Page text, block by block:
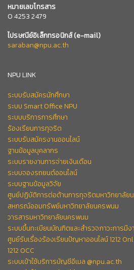
หมายเลขโทรสาร
0 4253 2479
ไปรษณีย์อิเล็กทรอนิกส์(e-mail)
saraban@npu.ac.th
NPU LINK
ระบบรับสมัครนักศึกษา
ระบบ Smart Office NPU
ระบบบริการการศึกษา
ร้องเรียนการทุจริต
ระบบรับสมัครงานออนไลน์
ฐานข้อมูลบุคลากร
ระบบรายงานการจ่ายเงินเดือน
ระบบจองรถยนต์ออนไลน์
ระบบฐานข้อมูลวิจัย
ศูนย์ปฏิบัติการต่อต้านการทุจริตมหาวิทยาลัย
สหกรณ์ออมทรัพย์มหาวิทยาลัยนครพนม
วารสารมหาวิทยาลัยนครพนม
ระบบขึ้นทะเบียนบัณฑิตและสำรวจภาวะการมีง
ศูนย์รับเรื่องร้องเรียนปัญหาออนไลน์ 1212
1212 OCC
ระบบเข้าใช้บริการบัญชีอีเมล @npu.ac.th